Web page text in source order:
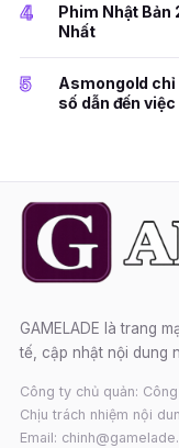
4
Phim Nhật Bản
Nhất
5
Asmongold chỉ
số dẫn đến
GAMELADE là trang
tế, cập nhật nội dung
Công ty chủ quản:
Chịu trách nhiệm nội
Email: